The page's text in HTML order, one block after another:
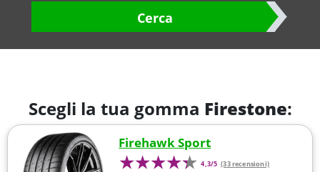
Cerca
Scegli la tua gomma Firestone:
Firehawk Sport
4,3/5 (33 recensioni)